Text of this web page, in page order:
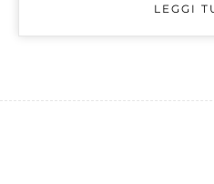
LEGGI